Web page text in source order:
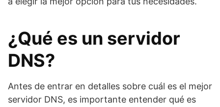
¿Qué es un servidor
DNS?
Antes de entrar en detalles sobre cuál es el mejor
servidor DNS, es importante entender qué es